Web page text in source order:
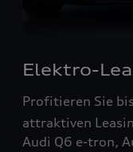
Elektro-
Profitieren Sie
attraktiven
Audi Q6 e-tron,